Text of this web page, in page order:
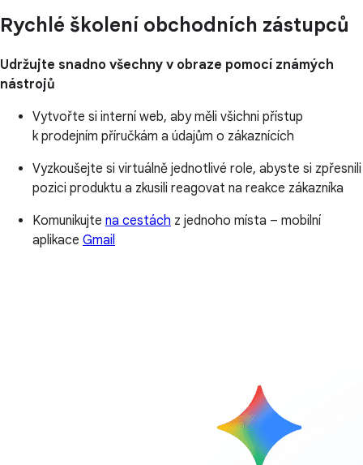
Rychlé školení obchodních zástupců
Udržujte snadno všechny v obraze pomocí známých
nástrojů
Vytvořte si interní web, aby měli všichni přístup
k prodejním příručkám a údajům o zákaznících
Vyzkoušejte si virtuálně jednotlivé role, abyste si zpřesnili
pozici produktu a zkusili reagovat na reakce zákazníka
Komunikujte na cestách z jednoho místa – mobilní
aplikace Gmail